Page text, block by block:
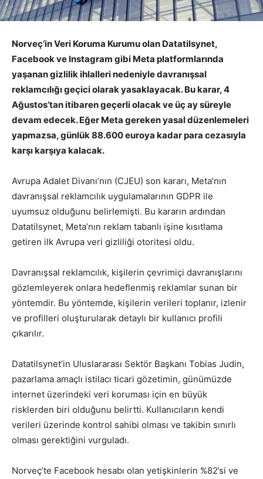
Norveç’in Veri Koruma Kurumu olan Datatilsynet,
Facebook ve Instagram gibi Meta platformlarında
yaşanan gizlilik ihlalleri nedeniyle davranışsal
reklamcılığı geçici olarak yasaklayacak. Bu karar, 4
Ağustos’tan itibaren geçerli olacak ve üç ay süreyle
devam edecek. Eğer Meta gereken yasal düzenlemeleri
yapmazsa, günlük 88.600 euroya kadar para cezasıyla
karşı karşıya kalacak.
Avrupa Adalet Divanı’nın (CJEU) son kararı, Meta’nın
davranışsal reklamcılık uygulamalarının GDPR ile
uyumsuz olduğunu belirlemişti. Bu kararın ardından
Datatilsynet, Meta’nın reklam tabanlı işine kısıtlama
getiren ilk Avrupa veri gizliliği otoritesi oldu.
Davranışsal reklamcılık, kişilerin çevrimiçi davranışlarını
gözlemleyerek onlara hedeflenmiş reklamlar sunan bir
yöntemdir. Bu yöntemde, kişilerin verileri toplanır, izlenir
ve profilleri oluşturularak detaylı bir kullanıcı profili
çıkarılır.
Datatilsynet’in Uluslararası Sektör Başkanı Tobias Judin,
pazarlama amaçlı istilacı ticari gözetimin, günümüzde
internet üzerindeki veri koruması için en büyük
risklerden biri olduğunu belirtti. Kullanıcıların kendi
verileri üzerinde kontrol sahibi olması ve takibin sınırlı
olması gerektiğini vurguladı.
Norveç’te Facebook hesabı olan yetişkinlerin %82’si ve